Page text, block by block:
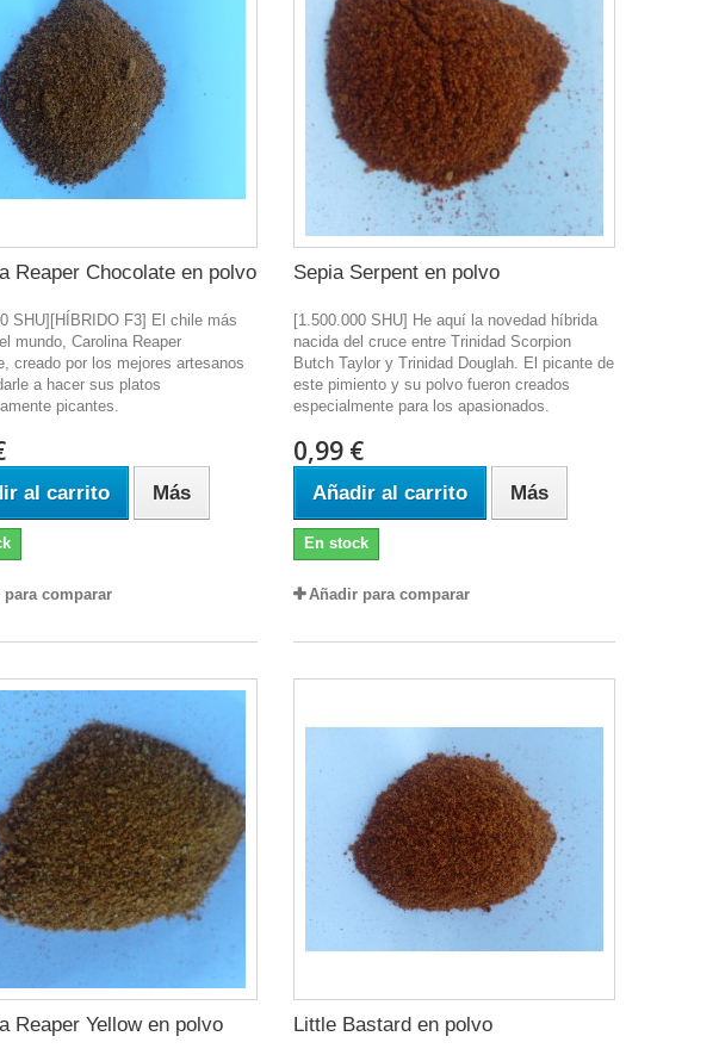
Reaper Chocolate en polvo
SHU][HÍBRIDO F3] El chile más
mundo, Carolina Reaper
creado por los mejores artesanos
a hacer sus platos
picantes.
al carrito Más
para comparar
Sepia Serpent en polvo
[1.500.000 SHU] He aquí la novedad híbrida
nacida del cruce entre Trinidad Scorpion
Butch Taylor y Trinidad Douglah. El picante de
este pimiento y su polvo fueron creados
especialmente para los apasionados.
0,99 €
Añadir al carrito Más
En stock
Añadir para comparar
Reaper Yellow en polvo Little Bastard en polvo